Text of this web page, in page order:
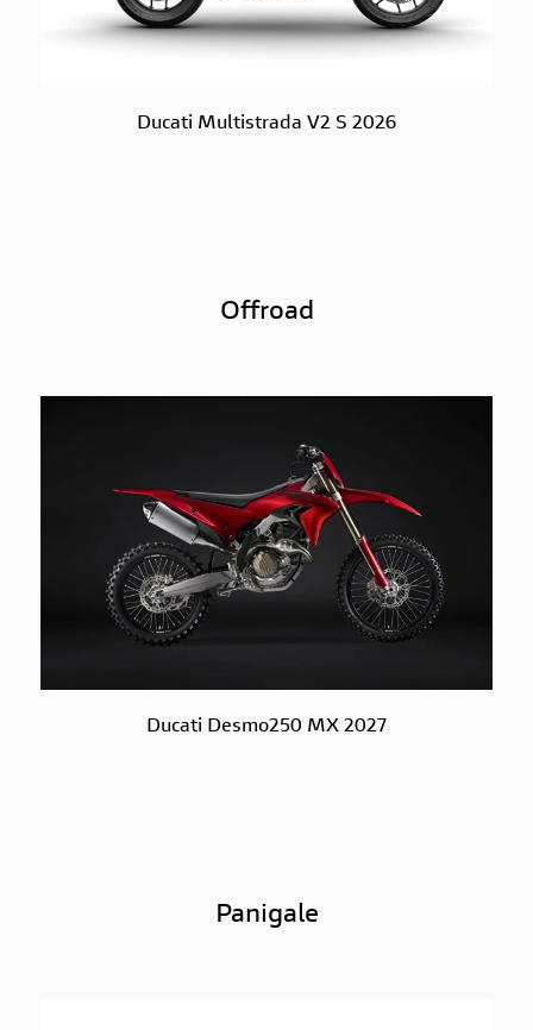
Ducati Multistrada V2 S 2026
Offroad
Ducati Desmo250 MX 2027
Panigale